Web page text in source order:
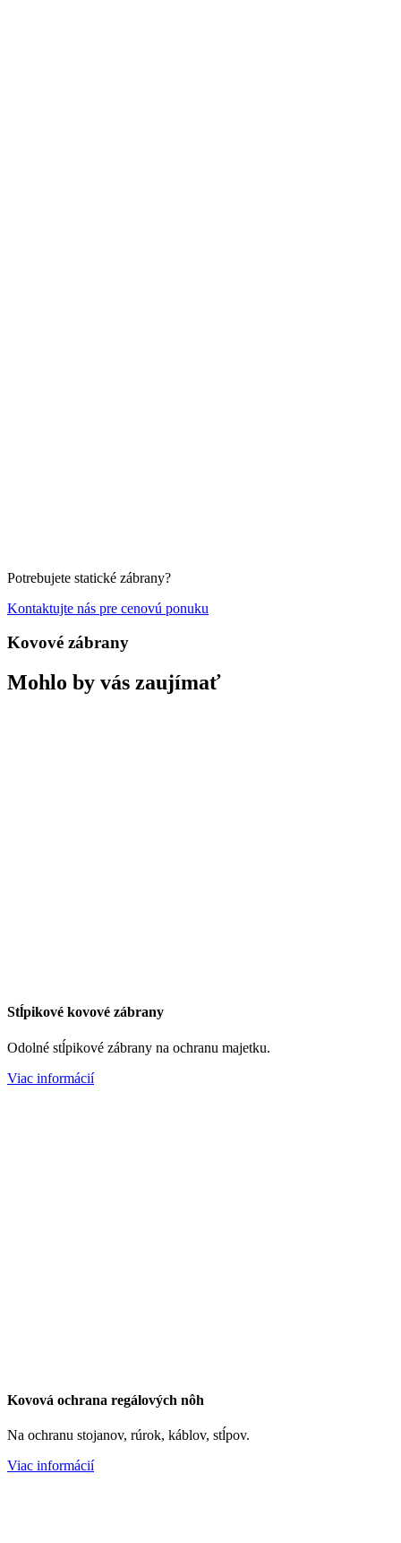
Potrebujete statické zábrany?
Kontaktujte nás pre cenovú ponuku
Kovové zábrany
Mohlo by vás zaujímať
Stĺpikové kovové zábrany
Odolné stĺpikové zábrany na ochranu majetku.
Viac informácií
Kovová ochrana regálových nôh
Na ochranu stojanov, rúrok, káblov, stĺpov.
Viac informácií